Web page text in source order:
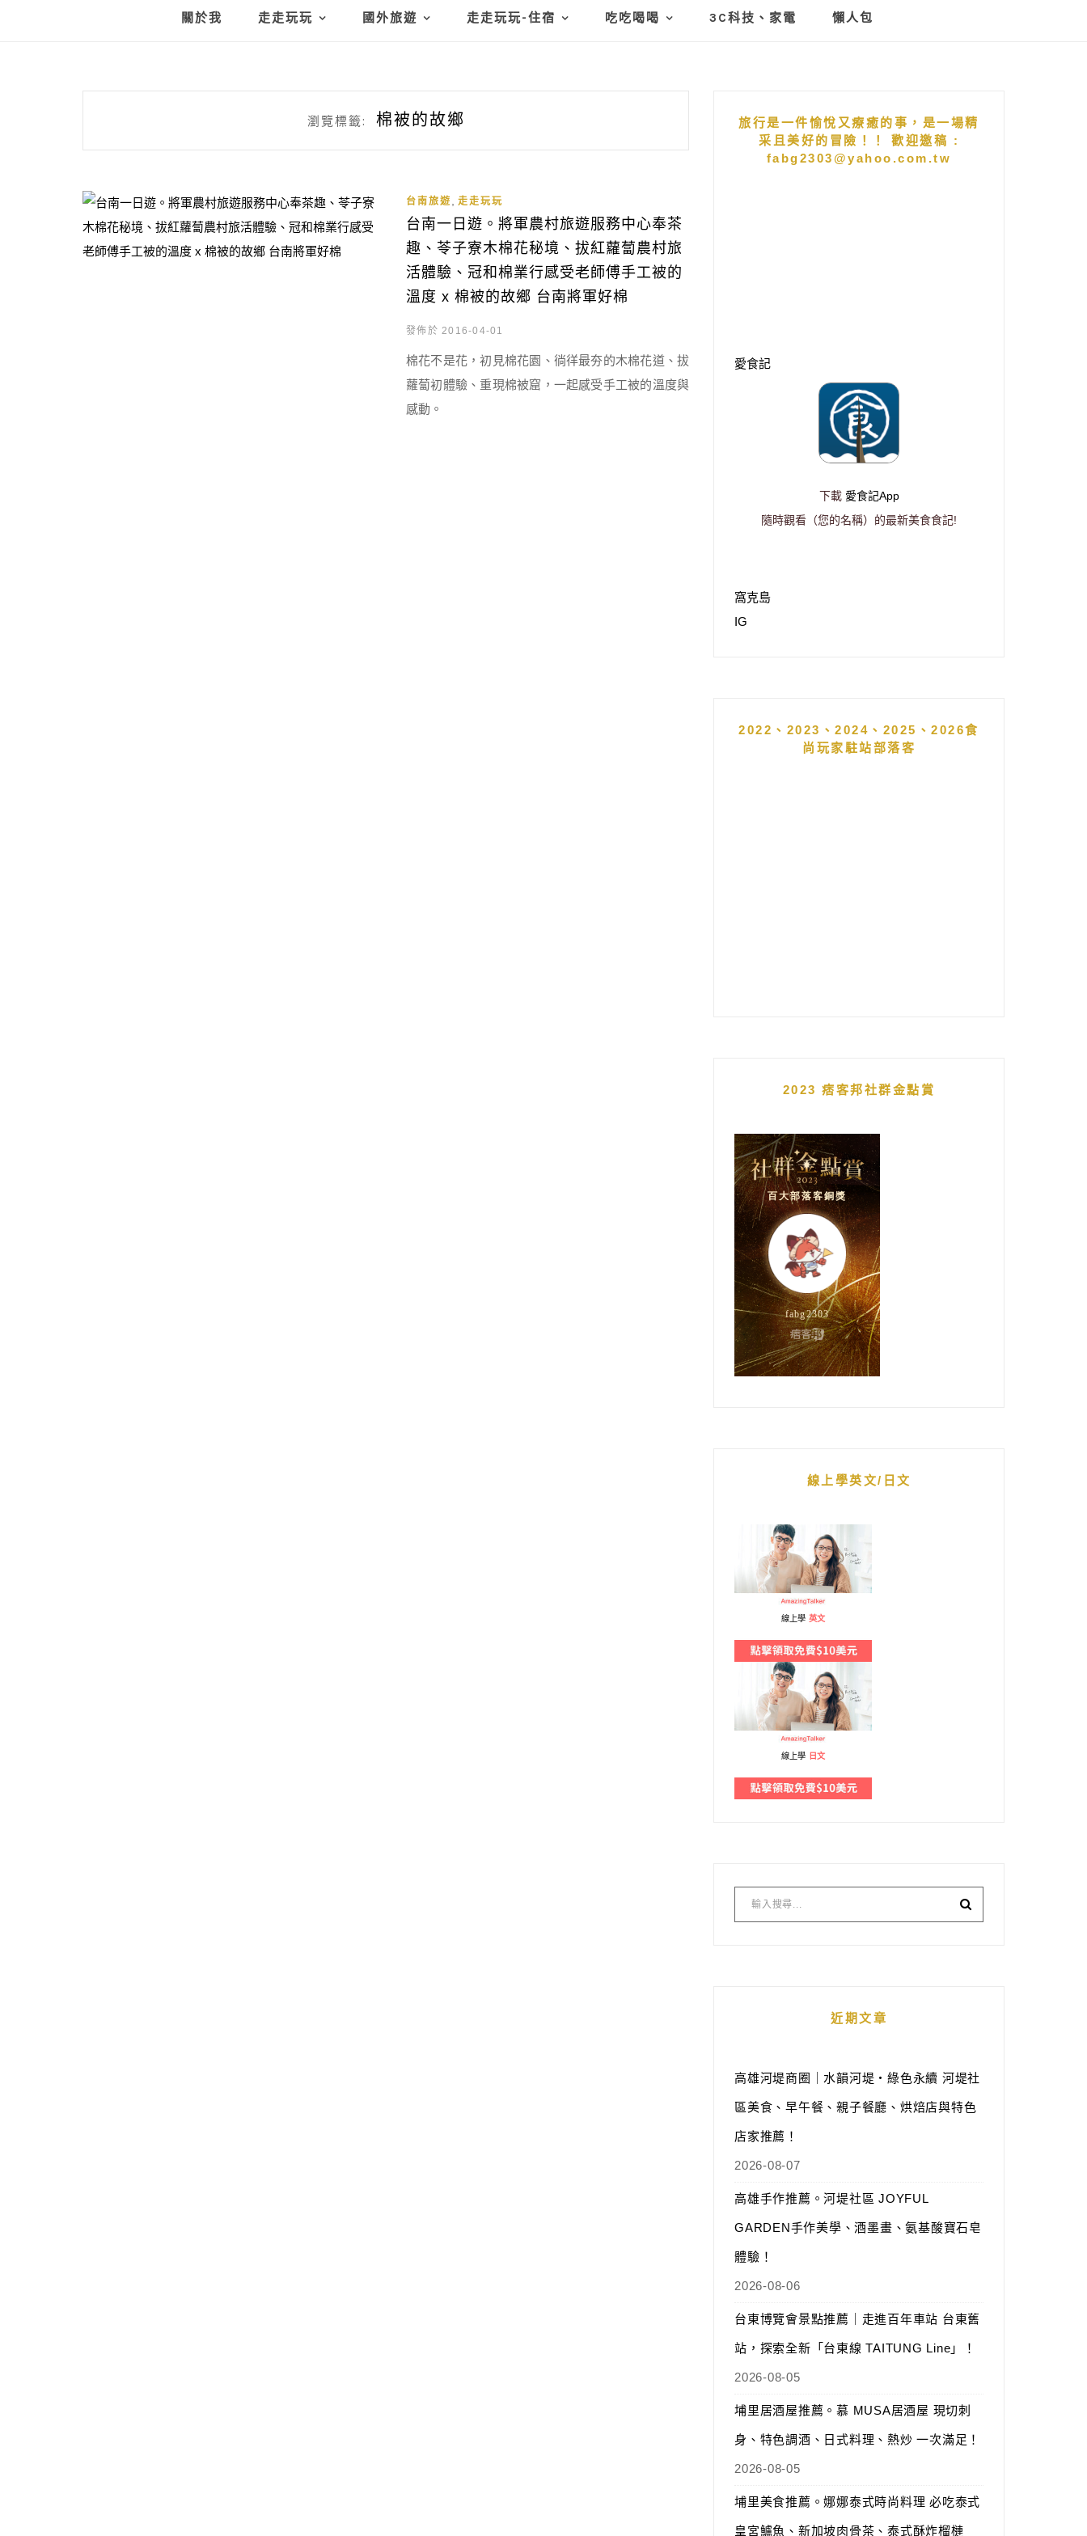
關於我 走走玩玩 國外旅遊 走走玩玩-住宿 吃吃喝喝 3C科技、家電 懶人包
瀏覽標籤: 棉被的故鄉
台南旅遊 走走玩玩
台南一日遊。將軍農村旅遊服務中心奉茶
趣、苓子寮木棉花秘境、拔紅蘿蔔農村旅
活體驗、冠和棉業行感受老師傅手工被的
溫度 x 棉被的故鄉 台南將軍好棉
發佈於 2016-04-01
棉花不是花，初見棉花園、徜徉最夯的木棉花道、拔
蘿蔔初體驗、重現棉被窟，一起感受手工被的溫度與
感動。
旅行是一件愉悅又療癒的事，是一場精
采且美好的冒險！！ 歡迎邀稿 :
fabg2303@yahoo.com.tw
愛食記
下載 愛食記App
隨時觀看（您的名稱）的最新美食食記!
窩克島
IG
2022、2023、2024、2025、2026食
尚玩家駐站部落客
2023 痞客邦社群金點賞
線上學英文/日文
線上學 英文
線上學 日文
近期文章
高雄河堤商圈｜水韻河堤‧綠色永續 河堤社
區美食、早午餐、親子餐廳、烘焙店與特色
店家推薦！
2026-08-07
高雄手作推薦。河堤社區 JOYFUL
GARDEN手作美學、酒墨畫、氨基酸寶石皂
體驗！
2026-08-06
台東博覽會景點推薦｜走進百年車站 台東舊
站，探索全新「台東線 TAITUNG Line」！
2026-08-05
埔里居酒屋推薦。慕 MUSA居酒屋 現切刺
身、特色調酒、日式料理、熱炒 一次滿足！
2026-08-05
埔里美食推薦。娜娜泰式時尚料理 必吃泰式
皇宮鱸魚、新加坡肉骨茶、泰式酥炸榴槤